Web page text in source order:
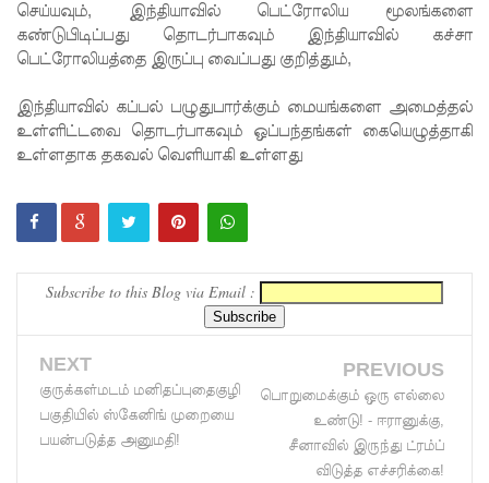
கோட்டாப
ய
ராஜபக்ச
செப்டம்பர்
தேதி
ளி மூலம்
ளிக்க
நீதிமன்றம்
உத்தரவு!
செய்யவும், இந்தியாவில் பெட்ரோலிய மூலங்களை
கண்டுபிடிப்பது தொடர்பாகவும் இந்தியாவில் கச்சா
பெட்ரோலியத்தை இருப்பு வைப்பது குறித்தும்,
இந்தியாவில் கப்பல் பழுதுபார்க்கும் மையங்களை அமைத்தல்
உள்ளிட்டவை தொடர்பாகவும் ஒப்பந்தங்கள் கையெழுத்தாகி
உள்ளதாக தகவல் வெளியாகி உள்ளது
Subscribe to this Blog via Email :
NEXT
குருக்கள்மடம் மனிதப்புதைகுழி
பகுதியில் ஸ்கேனிங் முறையை
பயன்படுத்த அனுமதி!
PREVIOUS
பொறுமைக்கும் ஒரு எல்லை
உண்டு! - ஈரானுக்கு,
சீனாவில் இருந்து ட்ரம்ப்
விடுத்த எச்சரிக்கை!